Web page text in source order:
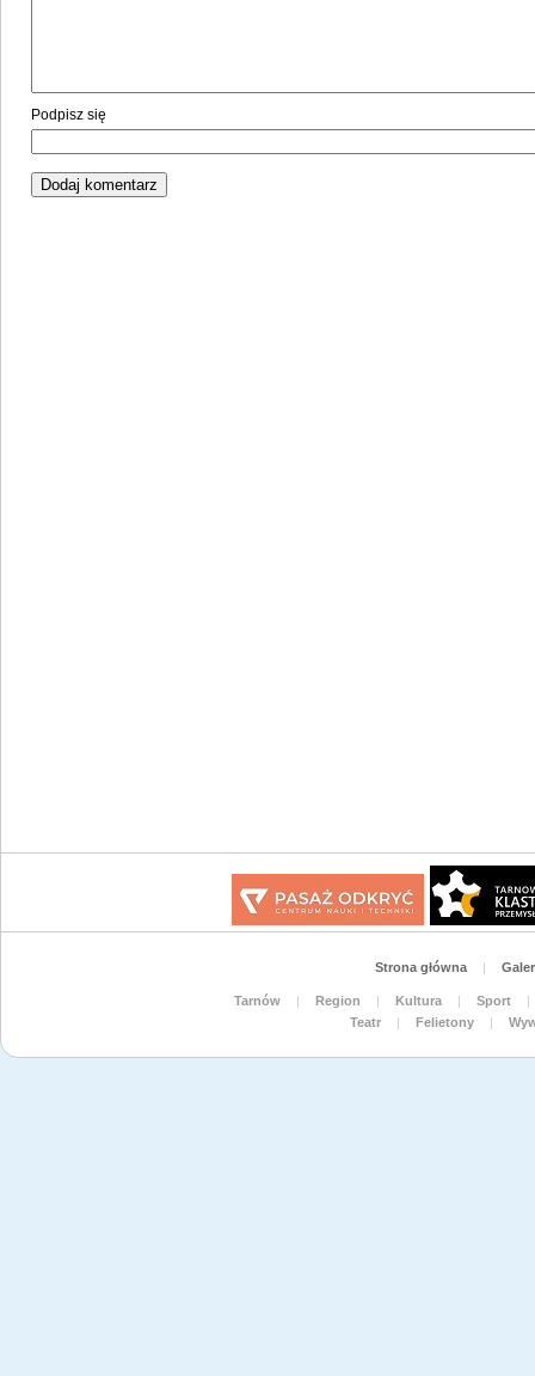
Podpisz się
Strona główna |
Tarnów | Region | Kultura | Sport
|
Teatr
| Felietony |